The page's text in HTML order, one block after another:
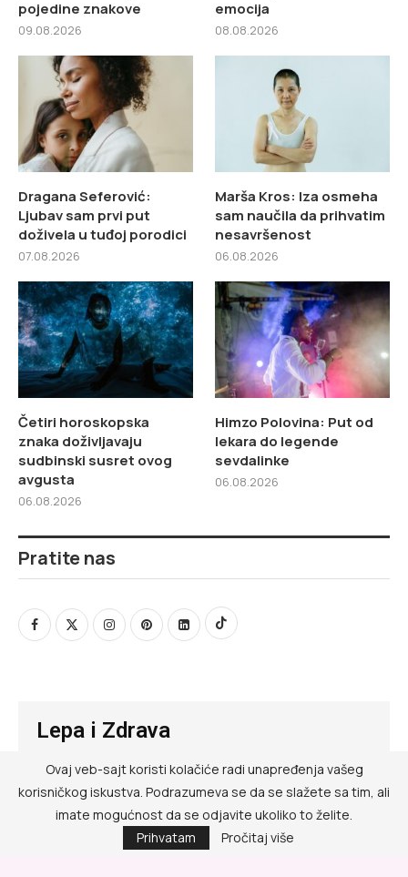
pojedine znakove
09.08.2026
emocija
08.08.2026
Dragana Seferović:
Ljubav sam prvi put
doživela u tuđoj porodici
07.08.2026
Marša Kros: Iza osmeha
sam naučila da prihvatim
nesavršenost
06.08.2026
Četiri horoskopska
znaka doživljavaju
sudbinski susret ovog
avgusta
06.08.2026
Himzo Polovina: Put od
lekara do legende
sevdalinke
06.08.2026
Pratite nas
Lepa i Zdrava
@ RED MEDIA GROUP 2026
Kontakt
Ovaj veb-sajt koristi kolačiće radi unapređenja vašeg
korisničkog iskustva. Podrazumeva se da se slažete sa tim, ali
imate mogućnost da se odjavite ukoliko to želite.
Prihvatam
Pročitaj više